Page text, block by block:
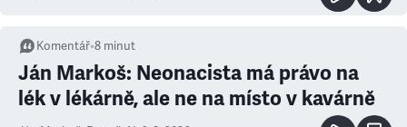
Komentář•8 minut
Ján Markoš: Neonacista má právo na
lék v lékárně, ale ne na místo v kavárně